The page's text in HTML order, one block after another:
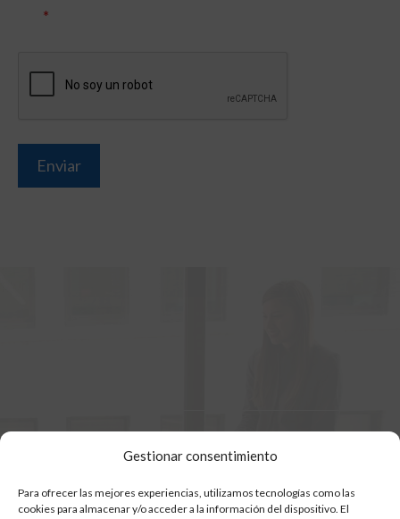
Gestionar consentimiento
Para ofrecer las mejores experiencias, utilizamos tecnologías como las
cookies para almacenar y/o acceder a la información del dispositivo. El
*